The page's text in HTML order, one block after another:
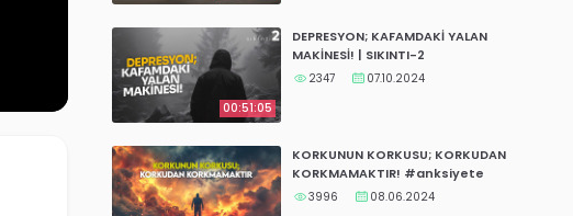
00:51:05
DEPRESYON; KAFAMDAKİ YALAN
MAKİNESİ! | SIKINTI-2
2347 07.10.2024
KORKUNUN KORKUSU; KORKUDAN
KORKMAMAKTIR! #anksiyete
3996 08.06.2024